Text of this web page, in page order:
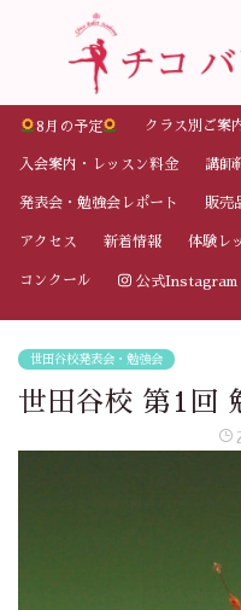
8月の予定 クラス別ご案
入会案内・レッスン料金 講師
発表会・勉強会レポート 販売
アクセス 新着情報 体験レ
コンクール 公式Instagram
世田谷校発表会・勉強会
世田谷校 第1回